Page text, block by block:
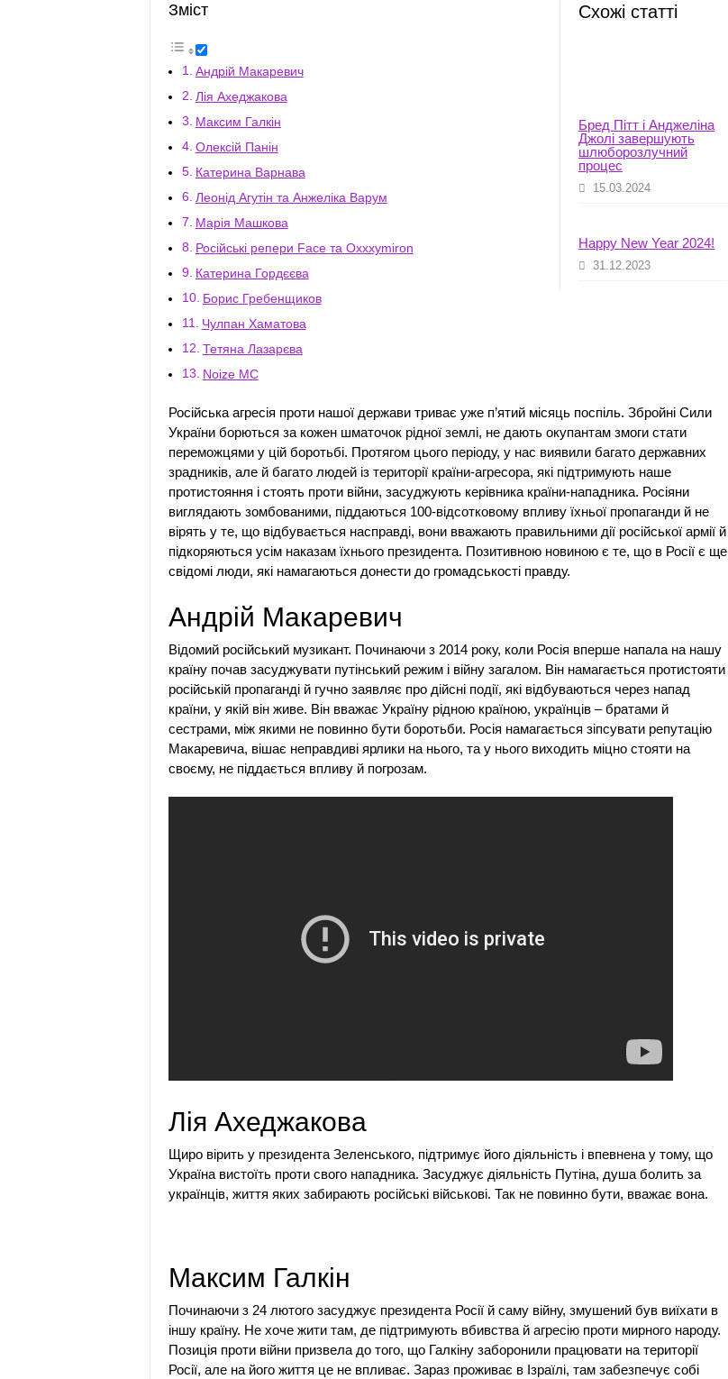
Схожі статті
Бред Пітт і Анджеліна
Джолі завершують
шлюборозлучний
процес
15.03.2024
Happy New Year 2024!
31.12.2023
Зміст
Андрій Макаревич
Лія Ахеджакова
Максим Галкін
Олексій Панін
Катерина Варнава
Леонід Агутін та Анжеліка Варум
Марія Машкова
Російські репери Face та Oxxxymiron
Катерина Гордєєва
Борис Гребенщиков
Чулпан Хаматова
Тетяна Лазарєва
Noize MC
Російська агресія проти нашої держави триває уже п’ятий місяць поспіль. Збройні Сили
України борються за кожен шматочок рідної землі, не дають окупантам змоги стати
переможцями у цій боротьбі. Протягом цього періоду, у нас виявили багато державних
зрадників, але й багато людей із території країни-агресора, які підтримують наше
протистояння і стоять проти війни, засуджують керівника країни-нападника. Росіяни
виглядають зомбованими, піддаються 100-відсотковому впливу їхньої пропаганди й не
вірять у те, що відбувається насправді, вони вважають правильними дії російської армії й
підкоряються усім наказам їхнього президента. Позитивною новиною є те, що в Росії є ще
свідомі люди, які намагаються донести до громадськості правду.
Андрій Макаревич
Відомий російський музикант. Починаючи з 2014 року, коли Росія вперше напала на нашу
країну почав засуджувати путінський режим і війну загалом. Він намагається протистояти
російській пропаганді й гучно заявляє про дійсні події, які відбуваються через напад
країни, у якій він живе. Він вважає Україну рідною країною, українців – братами й
сестрами, між якими не повинно бути боротьби. Росія намагається зіпсувати репутацію
Макаревича, вішає неправдиві ярлики на нього, та у нього виходить міцно стояти на
своєму, не піддається впливу й погрозам.
Лія Ахеджакова
Щиро вірить у президента Зеленського, підтримує його діяльність і впевнена у тому, що
Україна вистоїть проти свого нападника. Засуджує діяльність Путіна, душа болить за
українців, життя яких забирають російські військові. Так не повинно бути, вважає вона.
Максим Галкін
Починаючи з 24 лютого засуджує президента Росії й саму війну, змушений був виїхати в
іншу країну. Не хоче жити там, де підтримують вбивства й агресію проти мирного народу.
Позиція проти війни призвела до того, що Галкіну заборонили працювати на території
Росії, але на його життя це не впливає. Зараз проживає в Ізраїлі, там забезпечує собі